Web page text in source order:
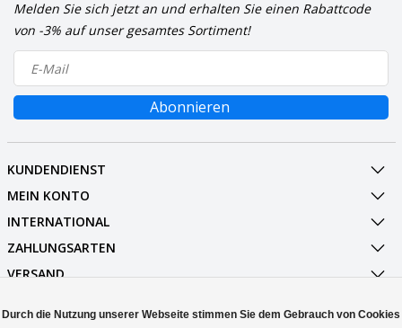
Melden Sie sich jetzt an und erhalten Sie einen Rabattcode
von -3% auf unser gesamtes Sortiment!
Abonnieren
KUNDENDIENST
MEIN KONTO
INTERNATIONAL
ZAHLUNGSARTEN
VERSAND
Durch die Nutzung unserer Webseite stimmen Sie dem Gebrauch von Cookies